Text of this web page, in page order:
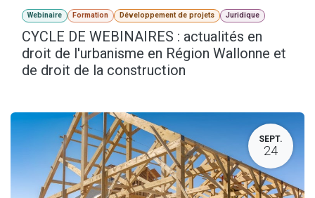
Webinaire Formation Développement de projets Juridique
CYCLE DE WEBINAIRES : actualités en
droit de l'urbanisme en Région Wallonne et
de droit de la construction
SEPT.
24